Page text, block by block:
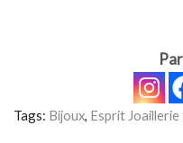
Tags: Bijoux, Esprit